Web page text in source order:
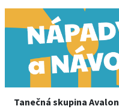
Tanečná skupina